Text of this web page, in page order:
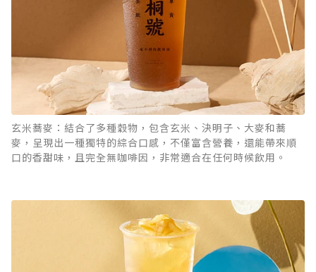
玄米蕎麥：結合了多種穀物，包含玄米、決明子、大麥和蕎
麥，呈現出一種獨特的綜合口感，不僅富含營養，還能帶來順
口的香甜味，且完全無咖啡因，非常適合在任何時候飲用。